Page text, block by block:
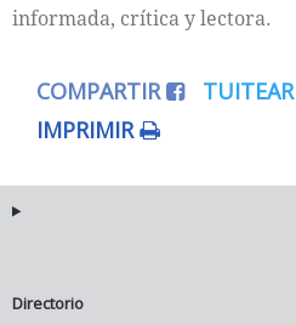
informada, crítica y lectora.
COMPARTIR TUITEAR
IMPRIMIR
Directorio